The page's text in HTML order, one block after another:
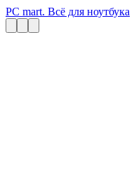
PC mart. Всё для ноутбука